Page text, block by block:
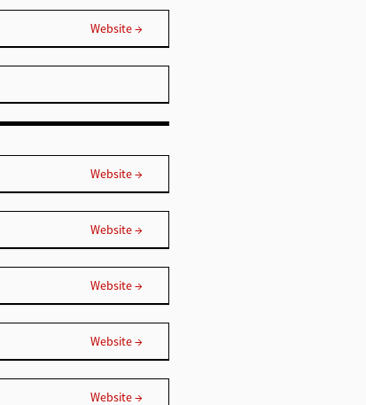
Website →
Website →
Website →
Website →
Website →
Website →